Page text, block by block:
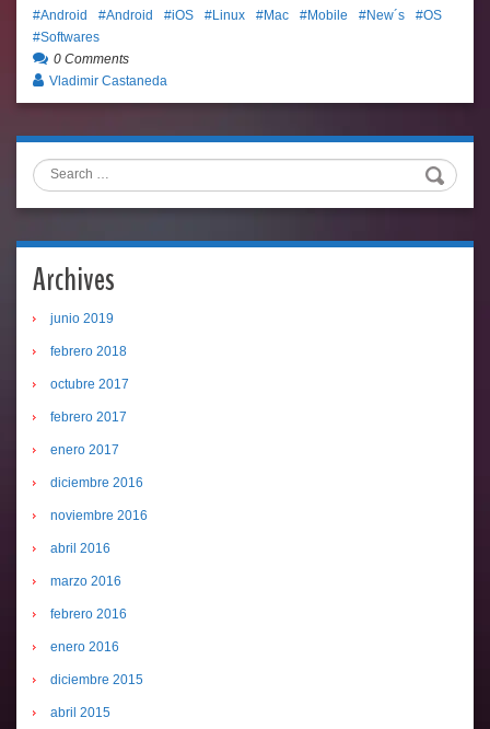
Android Android iOS Linux Mac Mobile New´s
OS
Softwares
0 Comments
Vladimir Castaneda
Search
Archives
junio 2019
febrero 2018
octubre 2017
febrero 2017
enero 2017
diciembre 2016
noviembre 2016
abril 2016
marzo 2016
febrero 2016
enero 2016
diciembre 2015
abril 2015